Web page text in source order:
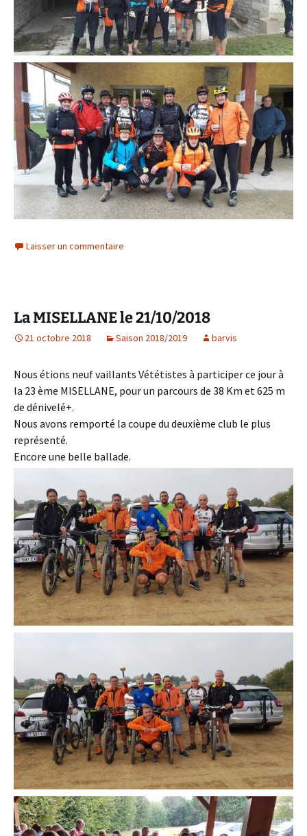
Laisser un commentaire
La MISELLANE le 21/10/2018
21 octobre 2018 Saison 2018/2019 barvis
Nous étions neuf vaillants Vététistes à participer ce jour à
la 23 ème MISELLANE, pour un parcours de 38 Km et 625 m
de dénivelé+.
Nous avons remporté la coupe du deuxième club le plus
représenté.
Encore une belle ballade.